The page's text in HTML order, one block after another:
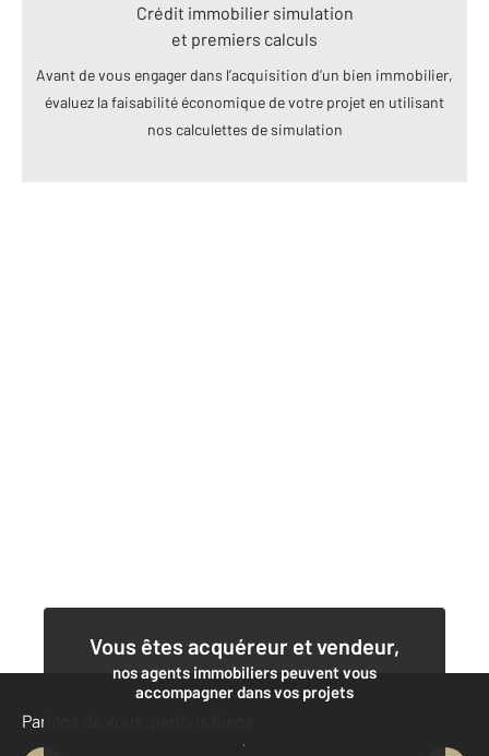
Crédit immobilier simulation
et premiers calculs
Avant de vous engager dans l’acquisition d’un bien immobilier,
évaluez la faisabilité économique de votre projet en utilisant
nos calculettes de simulation
Vous êtes acquéreur et vendeur,
nos agents immobiliers peuvent vous
accompagner dans vos projets
Contacter l'agence
Parlons de vous, parlons biens